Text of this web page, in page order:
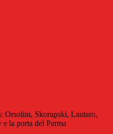
Orsolini, Skorupski, Lautaro,
la porta del Parma